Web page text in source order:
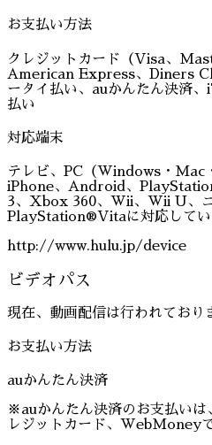
お支払い方法
クレジットカード（Visa、
American Express、Diners
ータイ払い、auかんたん決済
払い
対応端末
テレビ、PC（Windows・Mac
iPhone、Android、
3、Xbox 360、Wii、Wii U、
PlayStation®Vitaに対応してい
http://www.hulu.jp/device
ビデオパス
現在、動画配信は行われており
お支払い方法
auかんたん決済
※auかんたん決済のお支払いは
レジットカード、WebMoney